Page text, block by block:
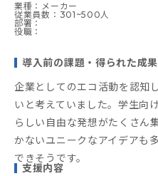
業種：メーカー
従業員数：301~500人
部署：
役職：
導入前の課題・得られた成果
企業としてのエコ活動を認知
いと考えていました。学生向
らしい自由な発想がたくさん
かないユニークなアイデアも
できそうです。
支援内容